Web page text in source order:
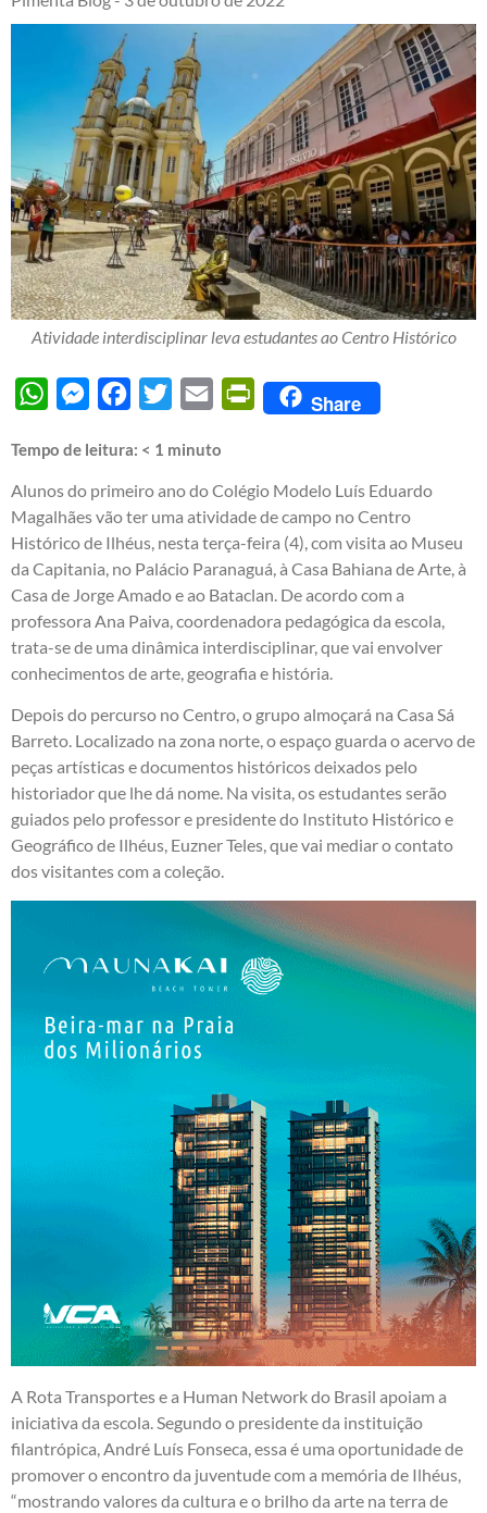
Atividade interdisciplinar leva estudantes ao Centro Histórico
WhatsAppMessengerFacebook
Twitter Email PrintFriendly
Share
Tempo de leitura: < 1 minuto
Alunos do primeiro ano do Colégio Modelo Luís Eduardo
Magalhães vão ter uma atividade de campo no Centro
Histórico de Ilhéus, nesta terça-feira (4), com visita ao Museu
da Capitania, no Palácio Paranaguá, à Casa Bahiana de Arte, à
Casa de Jorge Amado e ao Bataclan. De acordo com a
professora Ana Paiva, coordenadora pedagógica da escola,
trata-se de uma dinâmica interdisciplinar, que vai envolver
conhecimentos de arte, geografia e história.
Depois do percurso no Centro, o grupo almoçará na Casa Sá
Barreto. Localizado na zona norte, o espaço guarda o acervo de
peças artísticas e documentos históricos deixados pelo
historiador que lhe dá nome. Na visita, os estudantes serão
guiados pelo professor e presidente do Instituto Histórico e
Geográfico de Ilhéus, Euzner Teles, que vai mediar o contato
dos visitantes com a coleção.
A Rota Transportes e a Human Network do Brasil apoiam a
iniciativa da escola. Segundo o presidente da instituição
filantrópica, André Luís Fonseca, essa é uma oportunidade de
promover o encontro da juventude com a memória de Ilhéus,
“mostrando valores da cultura e o brilho da arte na terra de